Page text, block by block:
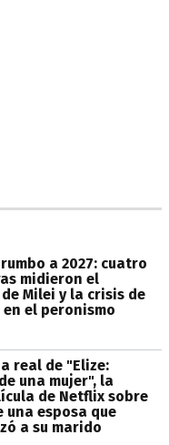
a 2027: cuatro
midieron el
Milei y la crisis de
el peronismo
real de "Elize:
una mujer", la
de Netflix sobre
una esposa que
a su marido